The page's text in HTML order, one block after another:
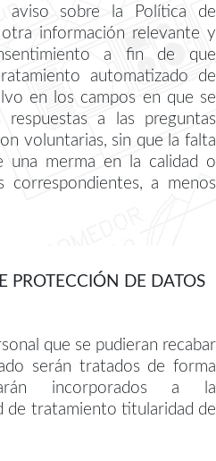
aviso sobre la Política de
información relevante y
a fin de que
automatizado de
en los campos en que se
a las preguntas
voluntarias, sin que la falta
una merma en la calidad o
correspondientes, a menos
PROTECCIÓN DE DATOS
que se pudieran recabar
serán tratados de forma
incorporados a la
de tratamiento titularidad de